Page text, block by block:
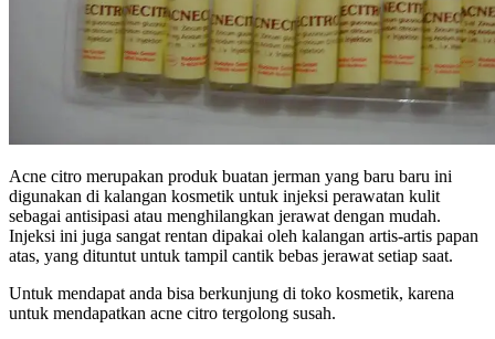
Acne citro merupakan produk buatan jerman yang baru baru ini
digunakan di kalangan kosmetik untuk injeksi perawatan kulit
sebagai antisipasi atau menghilangkan jerawat dengan mudah.
Injeksi ini juga sangat rentan dipakai oleh kalangan artis-artis papan
atas, yang dituntut untuk tampil cantik bebas jerawat setiap saat.
Untuk mendapat anda bisa berkunjung di toko kosmetik, karena
untuk mendapatkan acne citro tergolong susah.